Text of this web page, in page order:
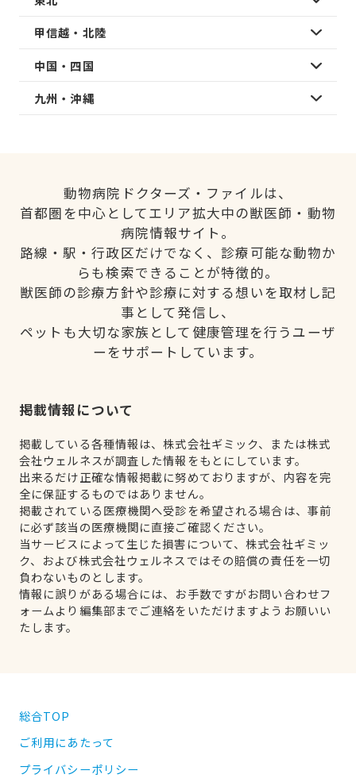
甲信越・北陸
中国・四国
九州・沖縄
動物病院ドクターズ・ファイルは、
首都圏を中心としてエリア拡大中の獣医師・動物
病院情報サイト。
路線・駅・行政区だけでなく、診療可能な動物か
らも検索できることが特徴的。
獣医師の診療方針や診療に対する想いを取材し記
事として発信し、
ペットも大切な家族として健康管理を行うユーザ
ーをサポートしています。
掲載情報について
掲載している各種情報は、株式会社ギミック、または株式
会社ウェルネスが調査した情報をもとにしています。
出来るだけ正確な情報掲載に努めておりますが、内容を完
全に保証するものではありません。
掲載されている医療機関へ受診を希望される場合は、事前
に必ず該当の医療機関に直接ご確認ください。
当サービスによって生じた損害について、株式会社ギミッ
ク、および株式会社ウェルネスではその賠償の責任を一切
負わないものとします。
情報に誤りがある場合には、お手数ですがお問い合わせフ
ォームより編集部までご連絡をいただけますようお願いい
たします。
総合TOP
ご利用にあたって
プライバシーポリシー